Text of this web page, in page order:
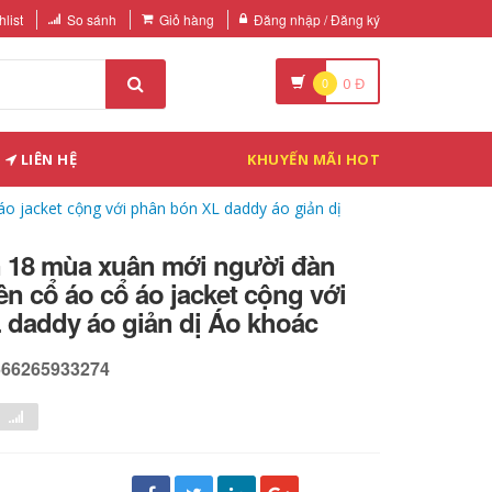
So sánh Giỏ hàng Đăng nhập / Đăng ký
0 0 Đ
LIÊN HỆ KHUYẾN MÃI HOT
jacket cộng với phân bón XL daddy áo giản dị
18 mùa xuân mới người đàn
cổ áo cổ áo jacket cộng với
áo giản dị Áo khoác